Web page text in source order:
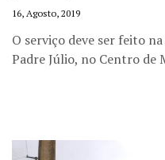
16, Agosto, 2019
O serviço deve ser feito
Padre Júlio, no Centro de